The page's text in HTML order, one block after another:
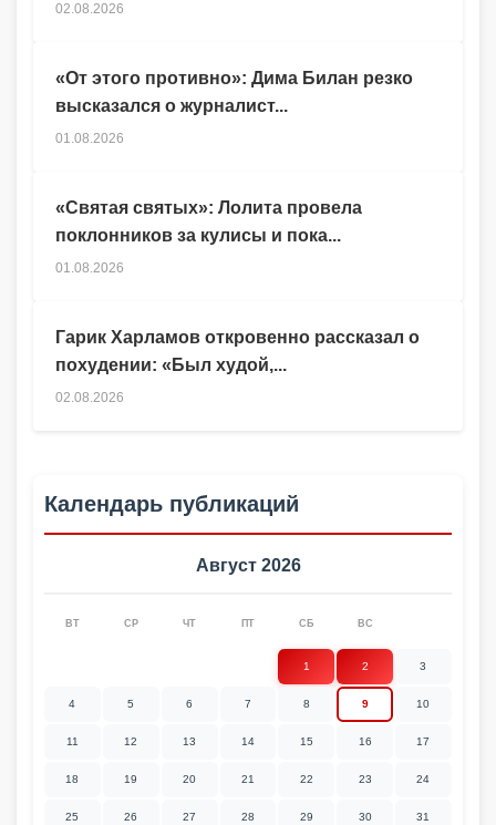
Гарик Харламов откровенно рассказал о
похудении: «Был худой,...
02.08.2026
02.08.2026
«От этого противно»: Дима Билан резко
высказался о журналист...
01.08.2026
«Святая святых»: Лолита провела
поклонников за кулисы и пока...
01.08.2026
Календарь публикаций
Август 2026
ВТ СР ЧТ ПТ СБ ВС
1 2 3
4 5 6 7 8 9 10
11 12 13 14 15 16 17
18 19 20 21 22 23 24
25 26 27 28 29 30 31